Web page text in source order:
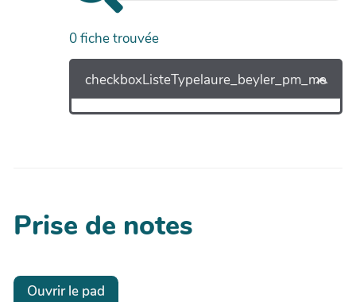
0fiche trouvée
checkboxListeTypelaure_beyler_pm_me
Prise de notes
Ouvrir le pad